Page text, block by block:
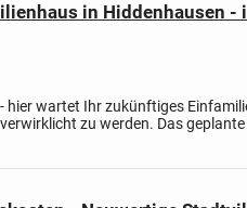
in Hiddenhausen -
hier wartet Ihr zukünftiges
zu werden. Das
Wohnfläche von 193,71 m²,...